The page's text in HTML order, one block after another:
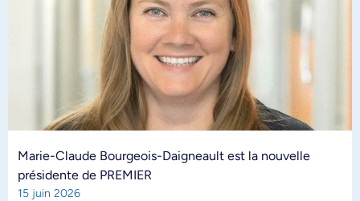
Marie-Claude Bourgeois-Daigneault est la nouvelle
présidente de PREMIER
15 juin 2026